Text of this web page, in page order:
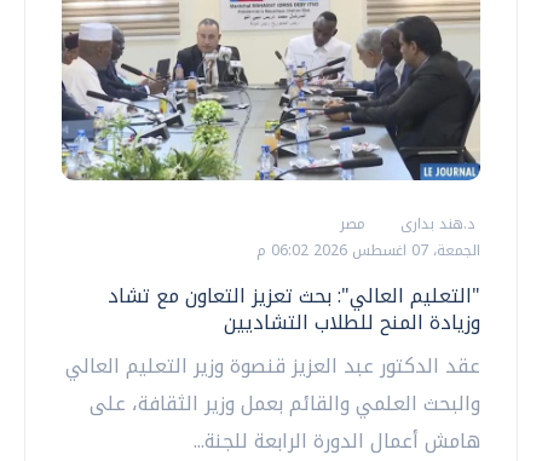
د.هند بدارى
مصر
الجمعة، 07 اغسطس 2026 06:02 م
"التعليم العالي": بحث تعزيز التعاون مع تشاد
وزيادة المنح للطلاب التشاديين
عقد الدكتور عبد العزيز قنصوة وزير التعليم العالي
والبحث العلمي والقائم بعمل وزير الثقافة، على
هامش أعمال الدورة الرابعة للجنة...